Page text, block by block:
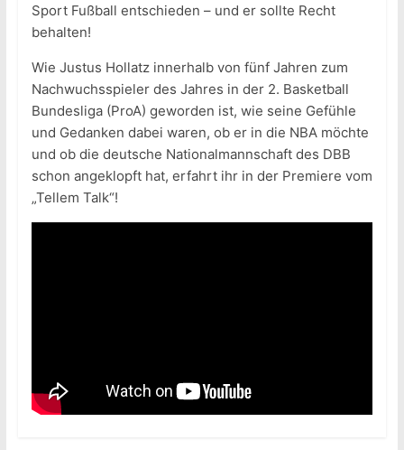
Sport Fußball entschieden – und er sollte Recht
behalten!
Wie Justus Hollatz innerhalb von fünf Jahren zum
Nachwuchsspieler des Jahres in der 2. Basketball
Bundesliga (ProA) geworden ist, wie seine Gefühle
und Gedanken dabei waren, ob er in die NBA möchte
und ob die deutsche Nationalmannschaft des DBB
schon angeklopft hat, erfahrt ihr in der Premiere vom
„Tellem Talk“!